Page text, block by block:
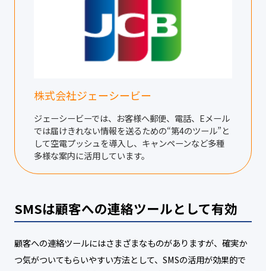
株式会社ジェーシービー
ジェーシービーでは、お客様へ郵便、電話、Eメール
では届けきれない情報を送るための“第4のツール”と
して空電プッシュを導入し、キャンペーンなど多種
多様な案内に活用しています。
SMSは顧客への連絡ツールとして有効
顧客への連絡ツールにはさまざまなものがありますが、確実か
つ気がついてもらいやすい方法として、SMSの活用が効果的で